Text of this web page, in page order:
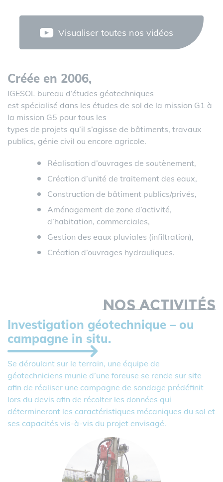
Créée en 2006,
IGESOL bureau d’études géotechniques
est spécialisé dans les études de sol de la mission G1 à
la mission G5 pour tous les
types de projets qu’il s’agisse de bâtiments, travaux
publics, génie civil ou encore agricole.
Réalisation d’ouvrages de soutènement,
Création d’unité de traitement des eaux,
Construction de bâtiment publics/privés,
Aménagement de zone d’activité,
d’habitation, commerciales,
Gestion des eaux pluviales (infiltration),
Création d’ouvrages hydrauliques.
Visualiser toutes nos vidéos
Nos activités
Investigation géotechnique – ou
campagne in situ.
Se déroulant sur le terrain, une équipe de
géotechniciens munie d’une foreuse se rende sur site
afin de réaliser une campagne de sondage prédéfinit
lors du devis afin de récolter les données qui
détermineront les caractéristiques mécaniques du sol et
ses capacités vis-à-vis du projet envisagé.